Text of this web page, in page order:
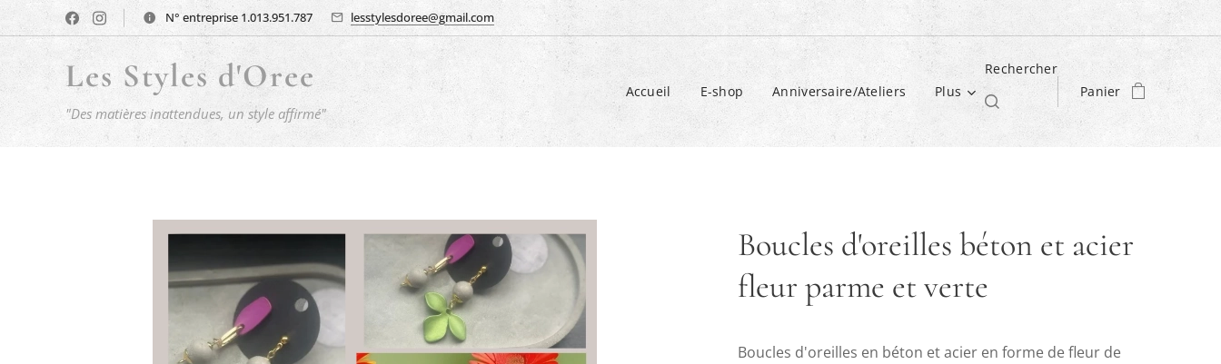
N° entreprise 1.013.951.787 lesstylesdoree@gmail.com
Les Styles d'Oree
"Des matières inattendues, un style affirmé"
Accueil E-shop Anniversaire/Ateliers Plus
Rechercher
Panier
Boucles d'oreilles béton et acier
fleur parme et verte
Boucles d'oreilles en béton et acier en forme de fleur de